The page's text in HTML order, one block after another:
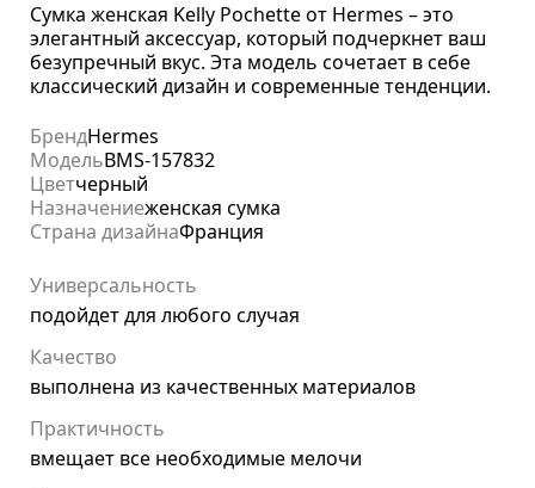
Сумка женская Kelly Pochette от Hermes – это
элегантный аксессуар, который подчеркнет ваш
безупречный вкус. Эта модель сочетает в себе
классический дизайн и современные тенденции.
БрендHermes
МодельBMS-157832
Цветчерный
Назначениеженская сумка
Страна дизайнаФранция
Универсальность
подойдет для любого случая
Качество
выполнена из качественных материалов
Практичность
вмещает все необходимые мелочи